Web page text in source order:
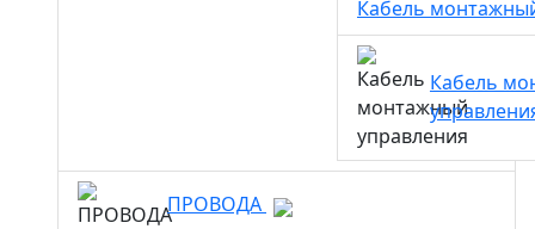
Кабель
Кабель
ПРОВОДА